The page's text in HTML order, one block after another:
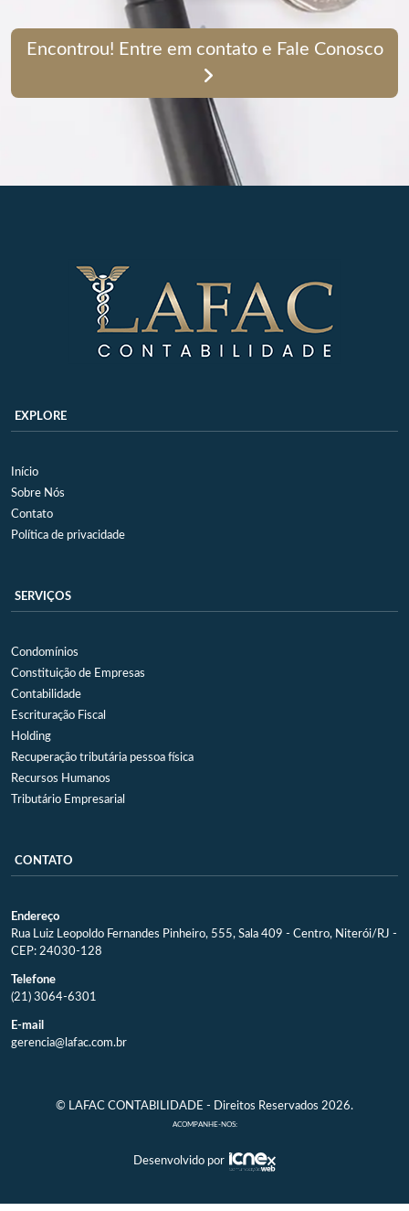
Encontrou! Entre em contato e Fale Conosco
EXPLORE
Início
Sobre Nós
Contato
Política de privacidade
SERVIÇOS
Condomínios
Constituição de Empresas
Contabilidade
Escrituração Fiscal
Holding
Recuperação tributária pessoa física
Recursos Humanos
Tributário Empresarial
CONTATO
Endereço
Rua Luiz Leopoldo Fernandes Pinheiro, 555, Sala 409 - Centro, Niterói/RJ -
CEP: 24030-128
Telefone
(21) 3064-6301
E-mail
gerencia@lafac.com.br
© LAFAC CONTABILIDADE - Direitos Reservados 2026.
ACOMPANHE-NOS:
Desenvolvido por